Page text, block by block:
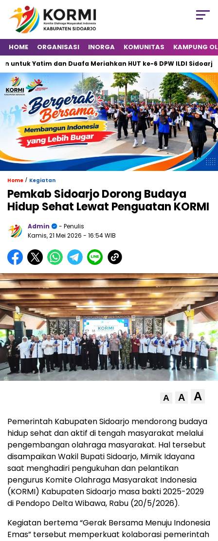
HOME ORGANISASI INORGA KOMUNITAS KAMPUNG
Yatim dan Duafa Meriahkan HUT ke-6 DPW ILDI Sidoarjo
Home / Kegiatan
Pemkab Sidoarjo Dorong Budaya
Hidup Sehat Lewat Penguatan KORMI
Admin
- Penulis
Kamis, 21 Mei 2026 - 16:54 WIB
A A A
Pemerintah Kabupaten Sidoarjo mendorong budaya
hidup sehat dan aktif di tengah masyarakat melalui
pengembangan olahraga masyarakat. Hal tersebut
disampaikan Wakil Bupati Sidoarjo, Mimik Idayana
saat menghadiri pengukuhan dan pelantikan
pengurus Komite Olahraga Masyarakat Indonesia
(KORMI) Kabupaten Sidoarjo masa bakti 2025-2029
di Pendopo Delta Wibawa, Rabu (20/5/2026).
Kegiatan bertema “Gerak Bersama Menuju Indonesia
Emas” tersebut memperkuat kolaborasi pemerintah